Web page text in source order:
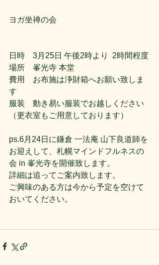
ヨガ坐禅の会
日時    3月25日 午後2時より  2時間程度
場所    峯光寺 本堂
費用    お布施は浄財箱へお願い致しま
す
服装    動き易い服装でお越しください
（更衣室もご用意しております）
ps.6月24日に鎌倉 一法庵 山下良道師を
お迎えして、札幌マインドフルネスの
会 in 峯光寺を開催致します。
詳細は追ってご案内致します。
ご興味のある方は今から予定を空けて
おいてください。